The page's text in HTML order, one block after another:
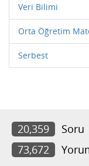
Veri Bilimi
Orta Öğretim
Serbest
20,359 Soru
73,672